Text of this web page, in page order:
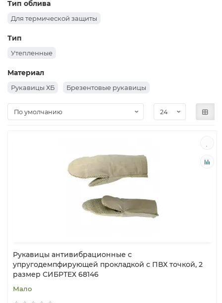
Тип облива
Для термической защиты
Тип
Утепленные
Материал
Рукавицы ХБ Брезентовые рукавицы
Рукавицы антивибрационные с
упругодемпфирующей прокладкой с ПВХ точкой, 2
размер СИБРТЕХ 68146
Мало